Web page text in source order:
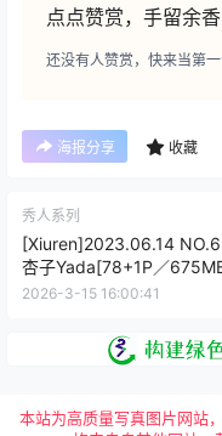
点点赞赏，手留余香
还没有人赞赏，快来当第一
海报分享 收藏
秀人系列
[Xiuren]2023.06.14
杏子Yada[78+1P／
2026-3-15 16:00:41
本站为高质量写真图片网站